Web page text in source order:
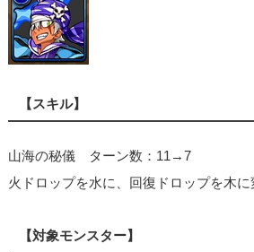
【スキル】
山海の秘儀 ターン数：11→7
火ドロップを水に、回復ドロップを木に
【対象モンスター】